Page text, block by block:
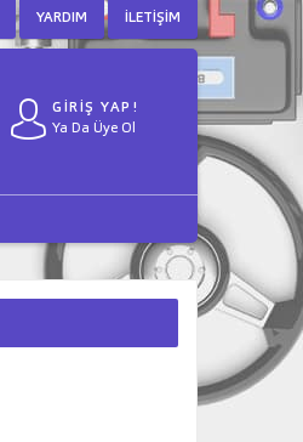
YARDIM İLETIŞIM
GİRİŞ YAP!
Ya Da Üye Ol